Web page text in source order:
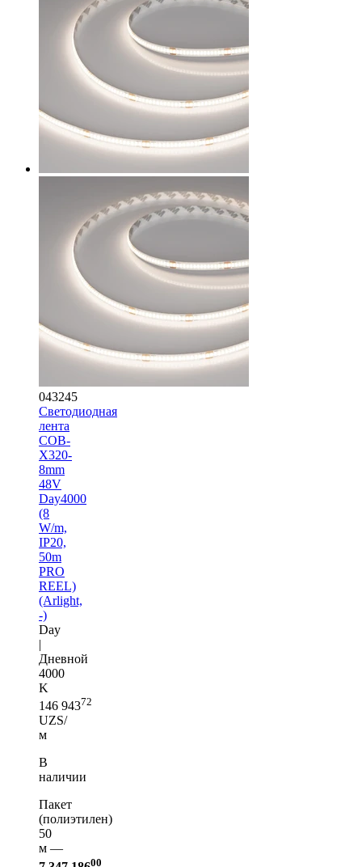
043245
Светодиодная
лента
COB-
X320-
8mm
48V
Day4000
(8
W/m,
IP20,
50m
PRO
REEL)
(Arlight,
-)
Day
|
Дневной
4000
K
146 94372
UZS/
м
В
наличии
Пакет
(полиэтилен)
50
м —
00